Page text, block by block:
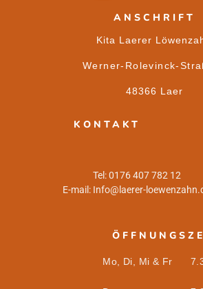
ANSCHRIFT
Kita Laerer
Werner-Rolevinck-
48366 Laer
KONTAKT
Tel: 0176 407 782 12
E-mail: Info@laerer-
Mo, Di, Mi & Fr